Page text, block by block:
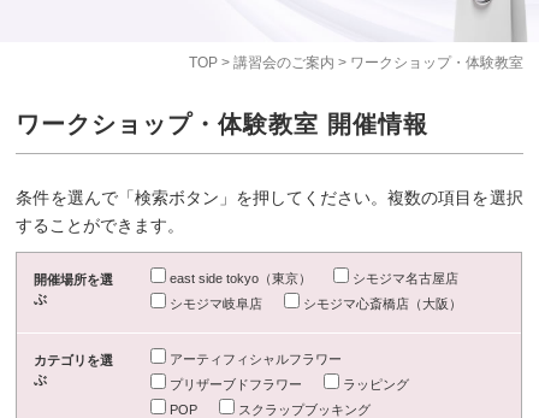
TOP> 講習会のご案内 > ワークショップ・体験教室
ワークショップ・体験教室 開催情報
条件を選んで「検索ボタン」を押してください。複数の項目を選択
することができます。
開催場所を選
ぶ
east side tokyo（東京）
シモジマ名古屋店
シモジマ岐阜店
シモジマ心斎橋店（大阪）
カテゴリを選
ぶ
アーティフィシャルフラワー
プリザーブドフラワー
ラッピング
POP
スクラップブッキング